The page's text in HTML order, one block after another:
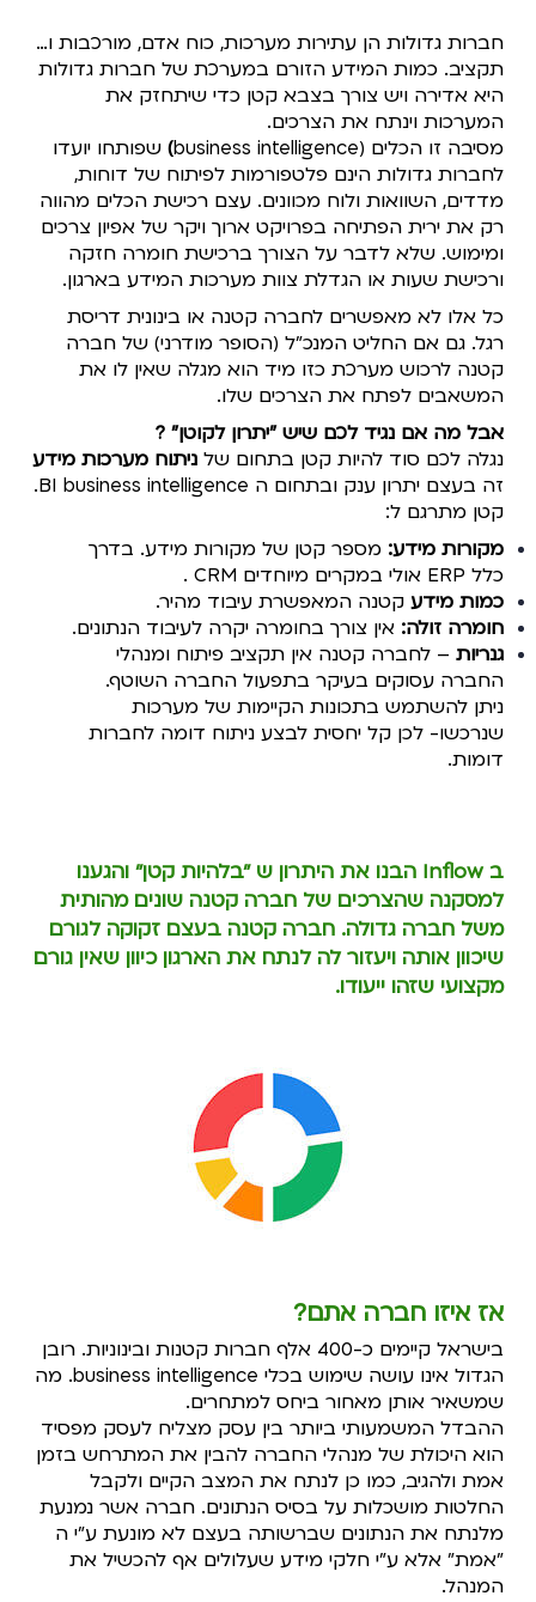
חברות גדולות הן עתירות מערכות, כוח אדם, מורכבות ו…
תקציב. כמות המידע הזורם במערכת של חברות גדולות
היא אדירה ויש צורך בצבא קטן כדי שיתחזק את
המערכות וינתח את הצרכים.
מסיבה זו הכלים (business intelligence
)שפותחו יועדו
לחברות גדולות הינם פלטפורמות לפיתוח של דוחות,
מדדים, השוואות ולוח מכוונים. עצם רכישת הכלים מהווה
רק את ירית הפתיחה בפרויקט ארוך ויקר של אפיון צרכים
ומימוש. שלא לדבר על הצורך ברכישת חומרה חזקה
ורכישת שעות או הגדלת צוות מערכות המידע בארגון.
כל אלו לא מאפשרים לחברה קטנה או בינונית דריסת
רגל. גם אם החליט המנכ"ל (הסופר מודרני) של חברה
קטנה לרכוש מערכת כזו מיד הוא מגלה שאין לו את
המשאבים לפתח את הצרכים שלו.
אבל מה אם נגיד לכם שיש "יתרון לקוטן" ?
נגלה לכם סוד להיות קטן בתחום של ניתוח מערכות מידע
זה בעצם יתרון ענק ובתחום ה BI business intelligence.
קטן מתרגם ל:
מקורות מידע: מספר קטן של מקורות מידע. בדרך
כלל ERP אולי במקרים מיוחדים CRM .
כמות מידע קטנה המאפשרת עיבוד מהיר.
חומרה זולה: אין צורך בחומרה יקרה לעיבוד הנתונים.
גנריות– לחברה קטנה אין תקציב פיתוח ומנהלי
החברה עסוקים בעיקר בתפעול החברה השוטף.
ניתן להשתמש בתכונות הקיימות של מערכות
שנרכשו- לכן קל יחסית לבצע ניתוח דומה לחברות
דומות.
ב Inflow הבנו את היתרון ש "בלהיות קטן"והגענו
למסקנה שהצרכים של חברה קטנה שונים מהותית
משל חברה גדולה. חברה קטנה בעצם זקוקה לגורם
שיכוון אותה ויעזור לה לנתח את הארגון כיוון שאין גורם
מקצועי שזהו ייעודו.
אז איזו חברה אתם?
בישראל קיימים כ-400 אלף חברות קטנות ובינוניות. רובן
הגדול אינו עושה שימוש בכלי business intelligence. מה
שמשאיר אותן מאחור ביחס למתחרים.
ההבדל המשמעותי ביותר בין עסק מצליח לעסק מפסיד
הוא היכולת של מנהלי החברה להבין את המתרחש בזמן
אמת ולהגיב, כמו כן לנתח את המצב הקיים ולקבל
החלטות מושכלות על בסיס הנתונים. חברה אשר נמנעת
מלנתח את הנתונים שברשותה בעצם לא מונעת ע"י ה
"אמת" אלא ע"י חלקי מידע שעלולים אף להכשיל את
המנהל.